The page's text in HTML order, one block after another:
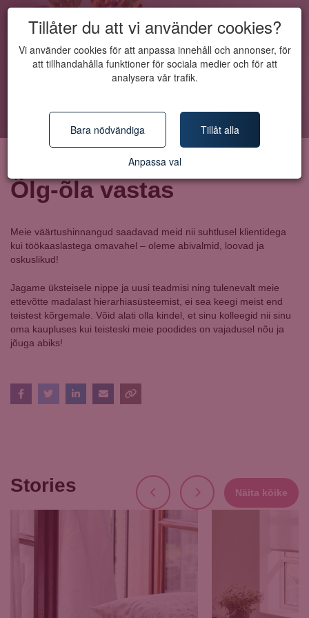
Õlg-õla vastas
Meie väärtushinnangud saadavad meid nii suhtlusel klientidega
kui töökaaslastega omavahel – oleme abivalmid, loovad ja
oskuslikud!
Jagame üksteisele nippe ja uusi teadmisi ning tulenevalt meie
ettevõtte madalast hierarhiasüsteemist, ei sea keegi meist end
teistest kõrgemale. Võid alati olla kindel, et sinu kolleegid nii sinu
oma kaupluses kui teisteski meie poodides on vajadusel nõu ja
jõuga abiks!
Stories Näita kõike
Tillåter du att vi använder cookies?
Vi använder cookies för att anpassa innehåll och annonser, för
att tillhandahålla funktioner för sociala medier och för att
analysera vår trafik.
Bara nödvändiga Tillåt alla
Anpassa val